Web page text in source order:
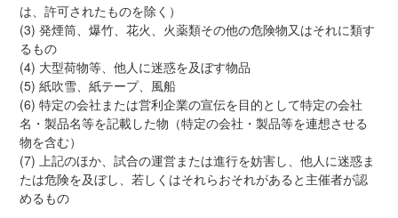
は、許可されたものを除く）
(3) 発煙筒、爆竹、花火、火薬類その他の危険物又はそれに類す
るもの
(4) 大型荷物等、他人に迷惑を及ぼす物品
(5) 紙吹雪、紙テープ、風船
(6) 特定の会社または営利企業の宣伝を目的として特定の会社
名・製品名等を記載した物（特定の会社・製品等を連想させる
物を含む）
(7) 上記のほか、試合の運営または進行を妨害し、他人に迷惑ま
たは危険を及ぼし、若しくはそれらおそれがあると主催者が認
めるもの